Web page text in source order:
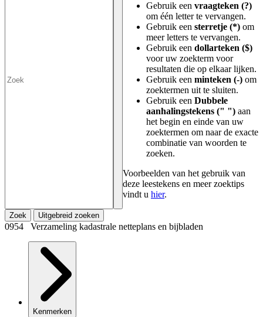
Gebruik een vraagteken (?)
om één letter te vervangen.
Gebruik een sterretje (*) om
meer letters te vervangen.
Gebruik een dollarteken ($)
voor uw zoekterm voor
resultaten die op elkaar lijken.
Gebruik een minteken (-) om
zoektermen uit te sluiten.
Gebruik een Dubbele
aanhalingstekens (" ") aan
het begin en einde van uw
zoektermen om naar de exacte
combinatie van woorden te
zoeken.
Voorbeelden van het gebruik van
deze leestekens en meer zoektips
vindt u hier.
Zoek Uitgebreid zoeken
0954 Verzameling kadastrale netteplans en bijbladen
Kenmerken